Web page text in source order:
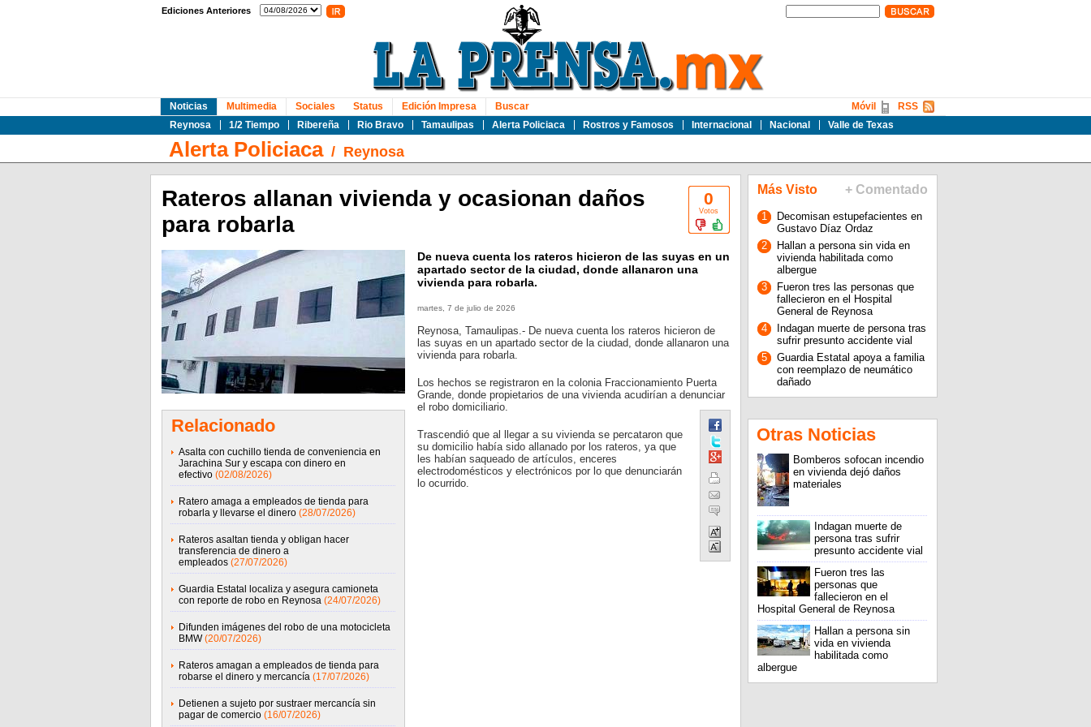
Ediciones Anteriores
Noticias
Reynosa
1/2 Tiempo Ribereña Rio Bravo Tamaulipas Alerta Policiaca Rostros y Famosos Internacional Nacional Valle de Texas
Multimedia Sociales Status Edición Impresa Buscar RSS
Móvil
Alerta Policiaca/ Reynosa
0
Votos
Rateros allanan vivienda y ocasionan daños
para robarla
Relacionado
Asalta con cuchillo tienda de conveniencia en
Jarachina Sur y escapa con dinero en
efectivo (02/08/2026)
Ratero amaga a empleados de tienda para
robarla y llevarse el dinero (28/07/2026)
Rateros asaltan tienda y obligan hacer
transferencia de dinero a
empleados (27/07/2026)
Guardia Estatal localiza y asegura camioneta
con reporte de robo en Reynosa (24/07/2026)
Difunden imágenes del robo de una motocicleta
BMW (20/07/2026)
Rateros amagan a empleados de tienda para
robarse el dinero y mercancía (17/07/2026)
Detienen a sujeto por sustraer mercancía sin
pagar de comercio (16/07/2026)
De nueva cuenta los rateros hicieron de las suyas en un
apartado sector de la ciudad, donde allanaron una
vivienda para robarla.
martes, 7 de julio de 2026
Reynosa, Tamaulipas.- De nueva cuenta los rateros hicieron de
las suyas en un apartado sector de la ciudad, donde allanaron una
vivienda para robarla.
Los hechos se registraron en la colonia Fraccionamiento Puerta
Grande, donde propietarios de una vivienda acudirían a denunciar
el robo domiciliario.
Trascendió que al llegar a su vivienda se percataron que
su domicilio había sido allanado por los rateros, ya que
les habían saqueado de artículos, enceres
electrodomésticos y electrónicos por lo que denunciarán
lo ocurrido.
Más Visto + Comentado
1
Decomisan estupefacientes en
Gustavo Díaz Ordaz
2
Hallan a persona sin vida en
vivienda habilitada como
albergue
3
Fueron tres las personas que
fallecieron en el Hospital
General de Reynosa
4
Indagan muerte de persona tras
sufrir presunto accidente vial
5
Guardia Estatal apoya a familia
con reemplazo de neumático
dañado
Otras Noticias
Bomberos sofocan incendio
en vivienda dejó daños
materiales
Indagan muerte de
persona tras sufrir
presunto accidente vial
Fueron tres las
personas que
fallecieron en el
Hospital General de Reynosa
Hallan a persona sin
vida en vivienda
habilitada como
albergue